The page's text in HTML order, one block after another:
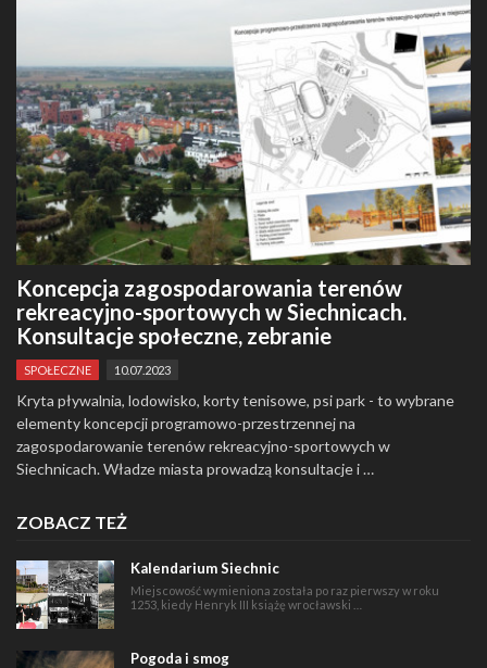
Koncepcja zagospodarowania terenów
rekreacyjno-sportowych w Siechnicach.
Konsultacje społeczne, zebranie
SPOŁECZNE 10.07.2023
Kryta pływalnia, lodowisko, korty tenisowe, psi park - to wybrane
elementy koncepcji programowo-przestrzennej na
zagospodarowanie terenów rekreacyjno-sportowych w
Siechnicach. Władze miasta prowadzą konsultacje i …
ZOBACZ TEŻ
Kalendarium Siechnic
Miejscowość wymieniona została po raz pierwszy w roku
1253, kiedy Henryk III książę wrocławski …
Pogoda i smog